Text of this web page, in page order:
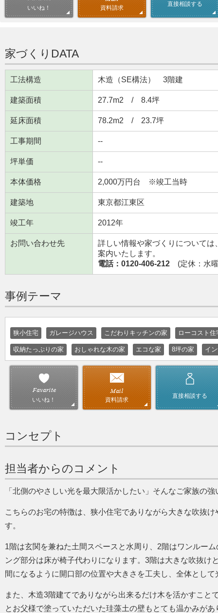
いいね！ 資料請求
直接相談する
家づくりDATA
工法構造 木造（SE構法） 3階建
建築面積 27.7m2 / 8.4坪
延床面積 78.2m2 / 23.7坪
工事期間 --
坪単価 --
本体価格 2,000万円台 ※竣工当時
建築地 東京都江東区
竣工年 2012年
お問い合わせ先
詳しい情報や家づくりについて
案内いたします。
電話：0120-406-212 (定休：水
事例テーマ
狭小住宅 ガレージハウス こだわりキッチンの家 ローコスト住
収納たっぷりの家 おしゃれな木の家 エコな家 8坪の家 イ
いいね！ 資料請求
直接相談する
コンセプト
担当者からのコメント
北側のやさしい光を最大限活かしたい そんなご家族の
こちらのお宅の特徴は、狭小住宅でありながら大きな吹抜
す。
1階は玄関を兼ねた土間スペースと水周り、2階はワンルー
ング部分は床が椅子代わりになります。3階は大きな吹抜
間になるように開口部の位置や大きさを工夫し、全体とし
また、木造3階建てでありながら出来るだけ木を活かすこ
とお父様で塗っていただいた珪藻土の壁もとても温かみが